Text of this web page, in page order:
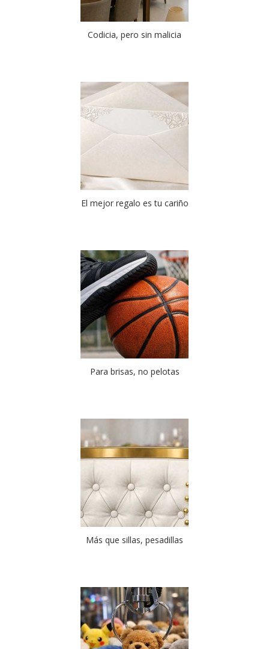
Codicia, pero sin malicia
El mejor regalo es tu cariño
Para brisas, no pelotas
Más que sillas, pesadillas